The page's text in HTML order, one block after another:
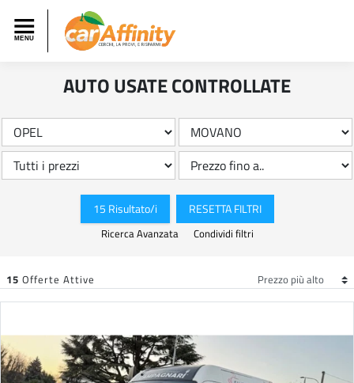
AUTO USATE CONTROLLATE
15 Risultato/i RESETTA FILTRI
Ricerca Avanzata Condividi filtri
15 Offerte Attive